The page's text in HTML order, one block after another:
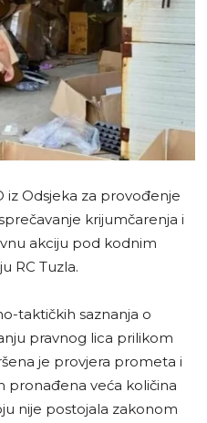
iz Odsjeka za provođenje
krijumčarenja i
akciju pod kodnim
RC Tuzla.
taktičkih saznanja o
pravnog lica prilikom
je provjera prometa i
veća količina
nije postojala zakonom